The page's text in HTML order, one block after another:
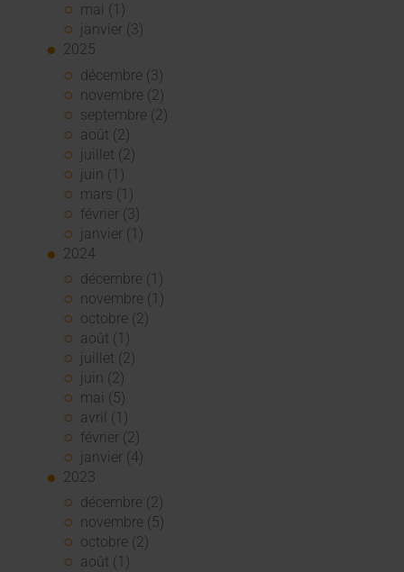
mai (1)
janvier (3)
2025
décembre (3)
novembre (2)
septembre (2)
août (2)
juillet (2)
juin (1)
mars (1)
février (3)
janvier (1)
2024
décembre (1)
novembre (1)
octobre (2)
août (1)
juillet (2)
juin (2)
mai (5)
avril (1)
février (2)
janvier (4)
2023
décembre (2)
novembre (5)
octobre (2)
août (1)